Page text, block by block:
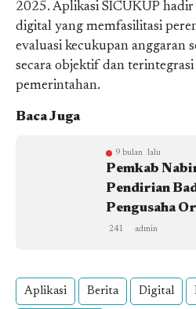
2025. Aplikasi SICUKUP
digital yang memfasilitasi
evaluasi kecukupan anggaran
secara objektif dan
pemerintahan.
Baca Juga
9 bulan lalu
Pemkab
Pendirian
Pengusaha
241 admin
Aplikasi Berita Digital